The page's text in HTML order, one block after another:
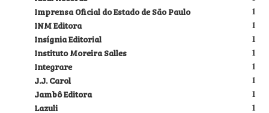
1
Imprensa Oficial do Estado de São Paulo
1
INM Editora
1
Insígnia Editorial
1
Instituto Moreira Salles
1
Integrare
1
J.J. Carol
1
Jambô Editora
1
Lazuli